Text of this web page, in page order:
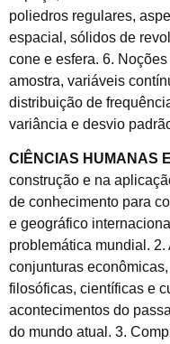
poliedros regulares,
espacial, sólidos de
cone e esfera. 6.
amostra, variáveis
distribuição de
variância e desvio
CIÊNCIAS HUMANAS
construção e na
de conhecimento para
e geográfico
problemática mundial.
conjunturas
filosóficas, científicas e
acontecimentos do
do mundo atual. 3.